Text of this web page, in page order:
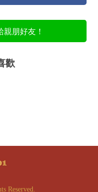
朋好友！
歡
Reserved.